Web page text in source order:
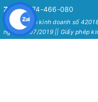
Zalo: 0974-466-080
* Giấy phép kinh doanh số
ngày 24/07/2019 || Giấy phép